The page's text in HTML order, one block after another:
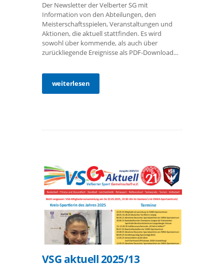
Der Newsletter der Velberter SG mit
Information von den Abteilungen, den
Meisterschaftsspielen, Veranstaltungen und
Aktionen, die aktuell stattfinden. Es wird
sowohl über kommende, als auch über
zurückliegende Ereignisse als PDF-Download...
weiterlesen
VSG aktuell 2025/13